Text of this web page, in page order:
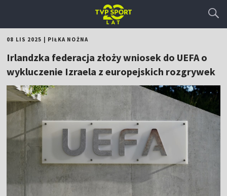
08 LIS 2025 PIŁKA NOŻNA
Irlandzka federacja złoży wniosek do UEFA o
wykluczenie Izraela z europejskich rozgrywek